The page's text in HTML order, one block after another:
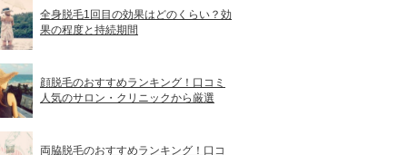
全身脱毛1回目の効果はどのくらい？効
果の程度と持続期間
顔脱毛のおすすめランキング！口コミ
人気のサロン・クリニックから厳選
両脇脱毛のおすすめランキング！口コ